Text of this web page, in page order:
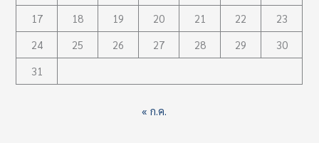
17
18 19 20 21 22
23
24
25 26 27 28 29
30
31
« ก.ค.